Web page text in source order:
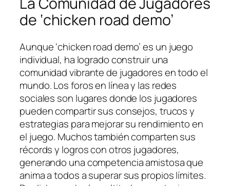
de ‘chicken road demo’
Aunque ‘chicken road demo’ es un juego
individual, ha logrado construir una
comunidad vibrante de jugadores en todo el
mundo. Los foros en línea y las redes
sociales son lugares donde los jugadores
pueden compartir sus consejos, trucos y
estrategias para mejorar su rendimiento en
el juego. Muchos también comparten sus
récords y logros con otros jugadores,
generando una competencia amistosa que
anima a todos a superar sus propios límites.